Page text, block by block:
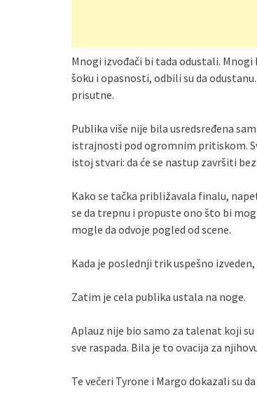
Mnogi izvođači bi tada odustali. Mnogi
šoku i opasnosti, odbili su da
prisutne.
Publika više nije bila usredsređena
istrajnosti pod ogromnim pritiskom.
istoj stvari: da će se nastup završiti
Kako se tačka približavala finalu,
se da trepnu i propuste ono što bi
mogle da odvoje pogled od scene.
Kada je poslednji trik uspešno
Zatim je cela publika ustala na noge.
Aplauz nije bio samo za talenat koji
sve raspada. Bila je to ovacija za
Te večeri Tyrone i Margo dokazali su